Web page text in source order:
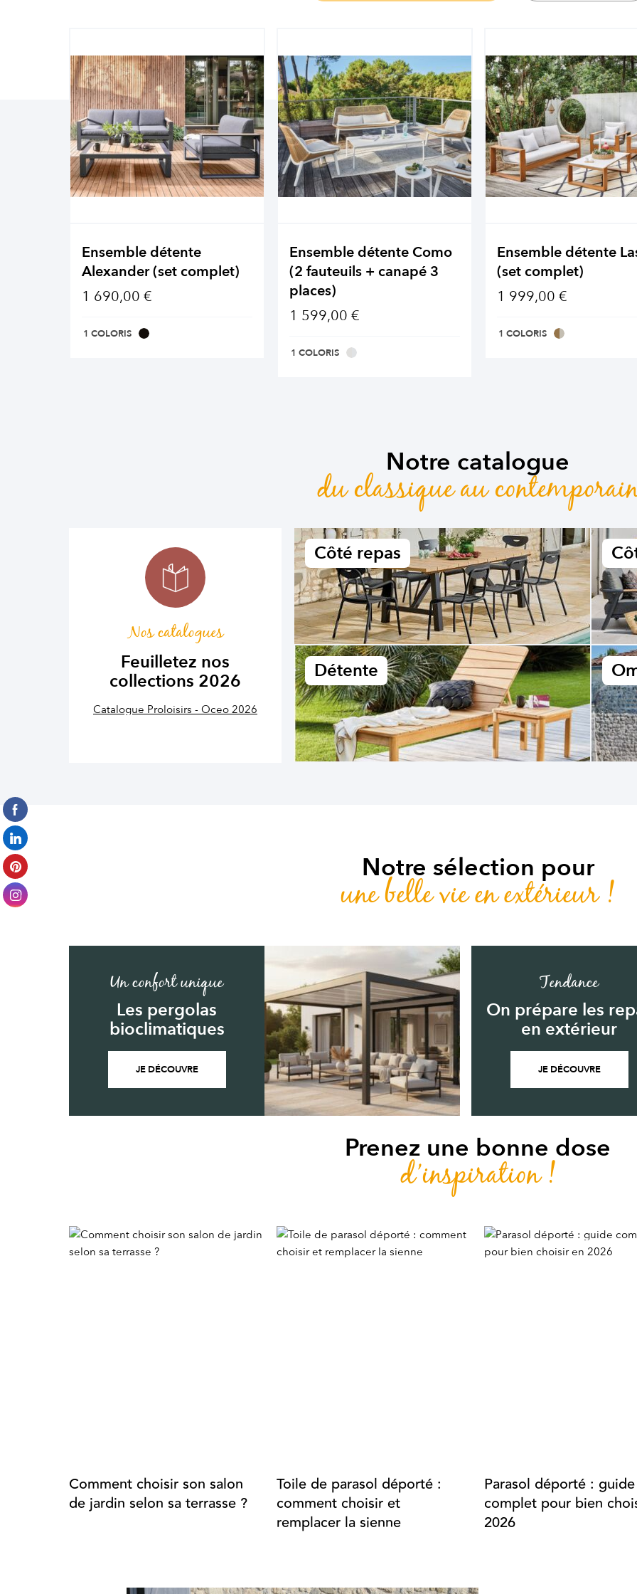
Ensemble détente
Alexander (set complet)
1 690,00 €
1 COLORIS
Ensemble détente Como
(2 fauteuils + canapé 3
places)
1 599,00 €
1 COLORIS
Ensemble détente
(set complet)
1 999,00 €
1 COLORIS
Notre catalogue
du classique au
Nos catalogues
Feuilletez nos
collections 2026
Catalogue Proloisirs - Oceo 2026
Côté repas
Détente
Notre sélection pour
une belle vie en extérieur !
Un confort unique
Les pergolas
bioclimatiques
JE DÉCOUVRE
Tendance
On prépare les
en extérieur
JE DÉCOUVRE
Prenez une bonne dose
d’inspiration !
Comment choisir son salon
de jardin selon sa terrasse ?
Toile de parasol déporté :
comment choisir et
remplacer la sienne
Parasol déporté : guide
complet pour bien
2026